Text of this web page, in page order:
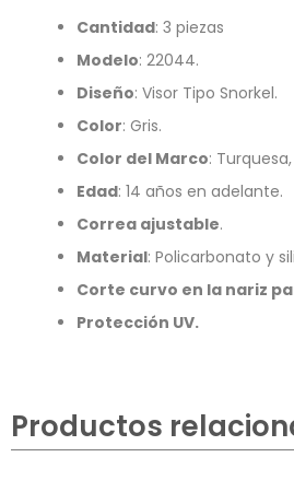
Cantidad: 3 piezas
Modelo: 22044.
Diseño: Visor Tipo Snorkel.
Color: Gris.
Color del Marco:
Edad: 14 años en adelante.
Correa ajustable.
Material: Policarbonato y
Corte curvo en la nariz
Protección UV.
Productos